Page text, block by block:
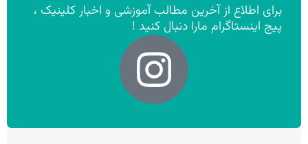
برای اطلاع از آخرین مطالب آموزشی و اخبار کلینیک ،
پیج اینستاگرام مارا دنبال کنید !